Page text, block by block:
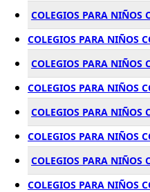
COLEGIOS PARA NIÑOS
COLEGIOS PARA NIÑOS
COLEGIOS PARA NIÑOS
COLEGIOS PARA NIÑOS
COLEGIOS PARA NIÑOS
COLEGIOS PARA NIÑOS
COLEGIOS PARA NIÑOS
COLEGIOS PARA NIÑOS